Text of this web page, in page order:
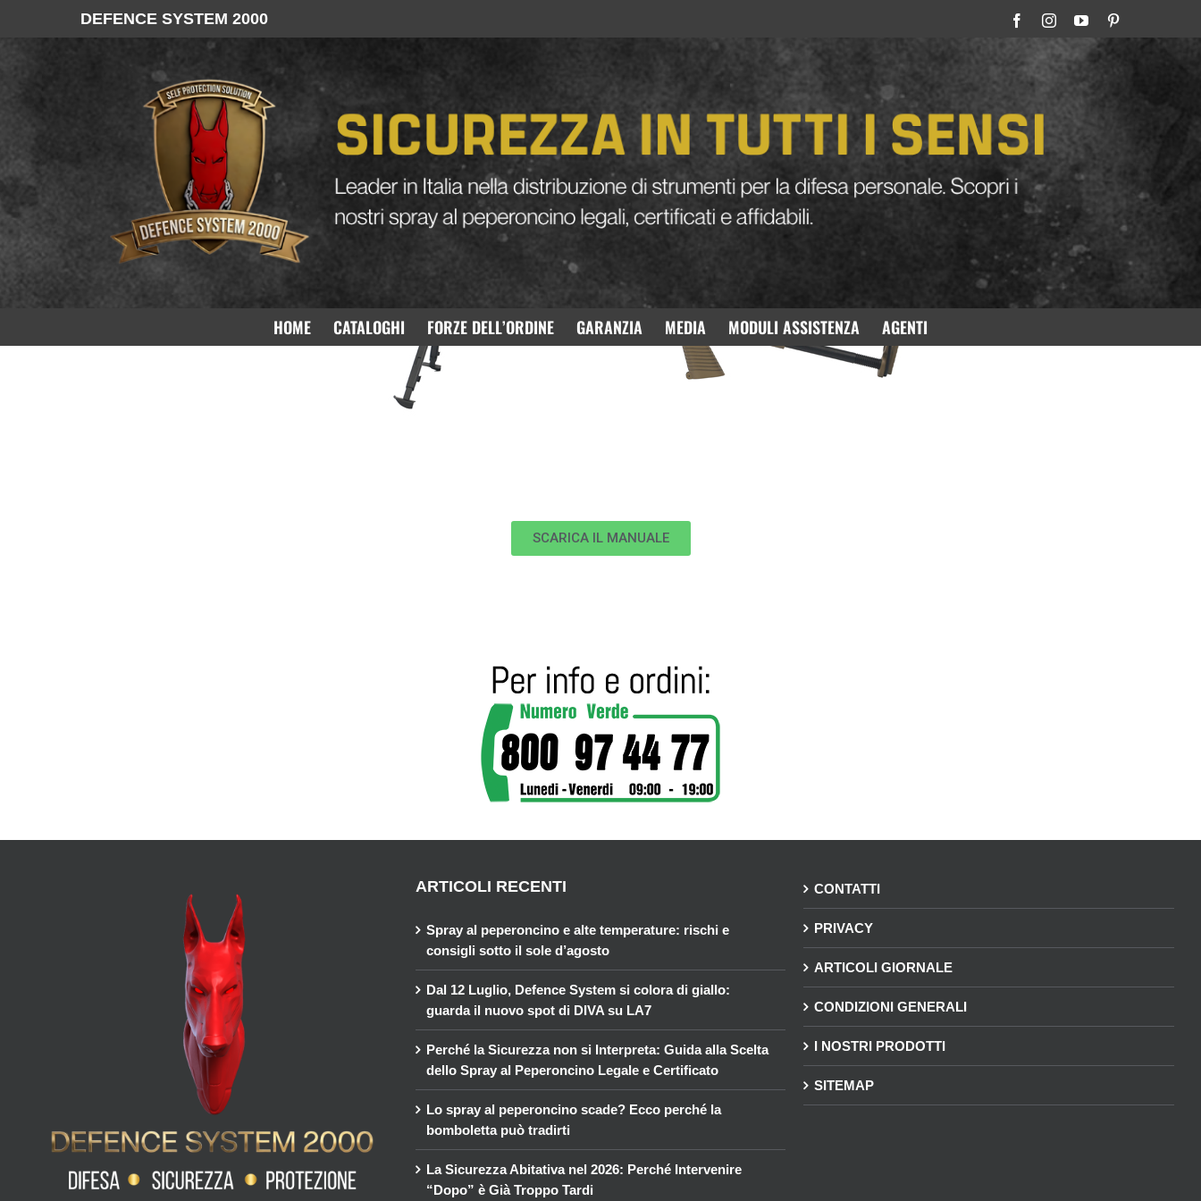
DEFENCE SYSTEM 2000
HOME CATALOGHI FORZE DELL’ORDINE GARANZIA MEDIA MODULI ASSISTENZA AGENTI
FN MINIMI MK46 Dark Earth metal SOFTAIR
SCARICA IL MANUALE
ARTICOLI RECENTI
Spray al peperoncino e alte temperature: rischi e
consigli sotto il sole d’agosto
Dal 12 Luglio, Defence System si colora di giallo:
guarda il nuovo spot di DIVA su LA7
Perché la Sicurezza non si Interpreta: Guida alla Scelta
dello Spray al Peperoncino Legale e Certificato
Lo spray al peperoncino scade? Ecco perché la
bomboletta può tradirti
La Sicurezza Abitativa nel 2026: Perché Intervenire
“Dopo” è Già Troppo Tardi
CONTATTI
PRIVACY
ARTICOLI GIORNALE
CONDIZIONI GENERALI
I NOSTRI PRODOTTI
SITEMAP